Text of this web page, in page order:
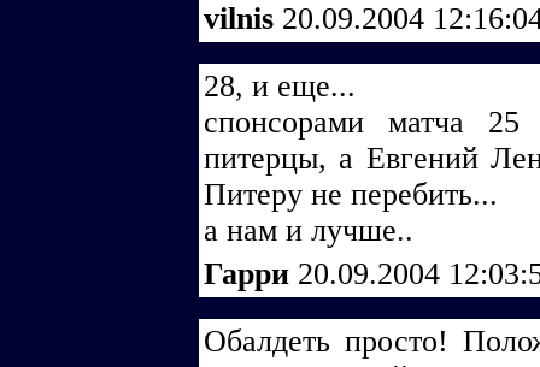
vilnis 20.09.2004
28, и еще...
спонсорами матча 25
питерцы, а Евгений
Питеру не перебить...
а нам и лучше..
Гарри 20.09.2004
Обалдеть просто!